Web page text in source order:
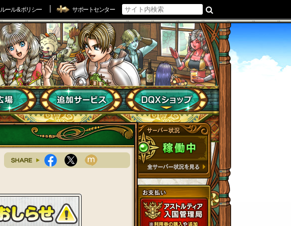
ルール & ポリシー サポートセンター